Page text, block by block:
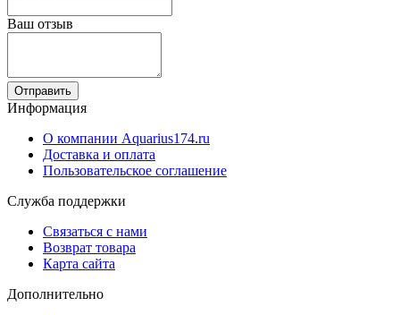
Ваш отзыв
Отправить
Информация
О компании Aquarius174.ru
Доставка и оплата
Пользовательское соглашение
Служба поддержки
Связаться с нами
Возврат товара
Карта сайта
Дополнительно